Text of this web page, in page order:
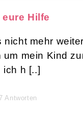
Hilfe
nicht mehr
um mein Kind
ich h [..]
Antworten